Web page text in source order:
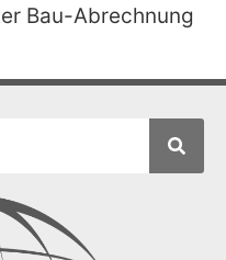
Bau-Abrechnung